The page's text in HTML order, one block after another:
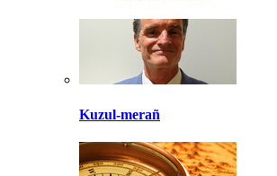
Kuzul-merañ